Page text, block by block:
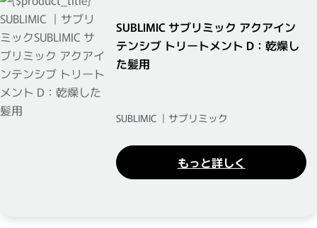
SUBLIMIC サブリミック アクアイン
テンシブ トリートメント D：乾燥し
た髪用
SUBLIMIC ｜サブリミック
もっと詳しく